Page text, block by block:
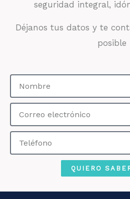
seguridad integral,
Déjanos tus datos y te
posible
Nombre
Correo
electrónico
Teléfono
QUIERO